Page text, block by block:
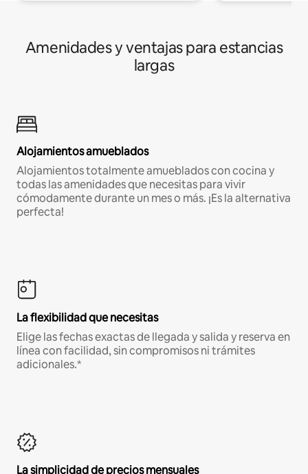
Amenidades y ventajas para estancias
largas
Alojamientos amueblados
Alojamientos totalmente amueblados con cocina y
todas las amenidades que necesitas para vivir
cómodamente durante un mes o más. ¡Es la alternativa
perfecta!
La flexibilidad que necesitas
Elige las fechas exactas de llegada y salida y reserva en
línea con facilidad, sin compromisos ni trámites
adicionales.*
La simplicidad de precios mensuales